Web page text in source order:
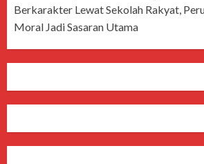
Berkarakter Lewat Sekolah Rakyat,
Moral Jadi Sasaran Utama